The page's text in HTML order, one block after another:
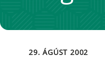
29. ÁGÚST 2002